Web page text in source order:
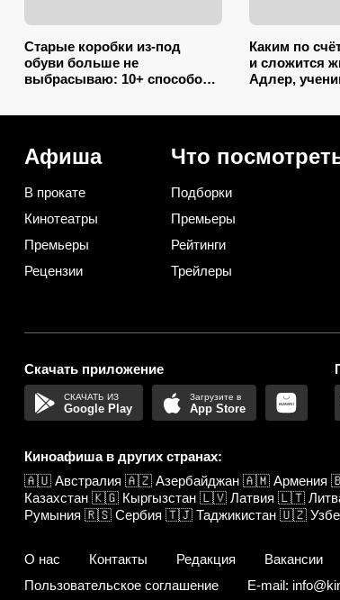
Старые коробки из-под
обуви больше не
выбрасываю: 10+ способов
Каким по
и сложится
Адлер,
Афиша
В прокате
Кинотеатры
Премьеры
Рецензии
Что
Подборки
Премьеры
Рейтинги
Трейлеры
Скачать приложение
Google Play App Store
Киноафиша в других странах:
🇦🇺 Австралия 🇦🇿 Азербайджан 🇦🇲 Армения
Казахстан 🇰🇬 Кыргызстан 🇱🇻 Латвия 🇱🇹
Румыния 🇷🇸 Сербия 🇹🇯 Таджикистан 🇺🇿
О нас Контакты Редакция Вакансии
Пользовательское соглашение
E-mail: